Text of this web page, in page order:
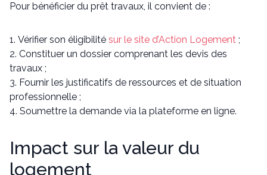
Pour bénéficier du prêt travaux, il convient de :
Vérifier son éligibilité sur le site d’Action Logement ;
Constituer un dossier comprenant les devis des
travaux ;
Fournir les justificatifs de ressources et de situation
professionnelle ;
Soumettre la demande via la plateforme en ligne.
Impact sur la valeur du
logement